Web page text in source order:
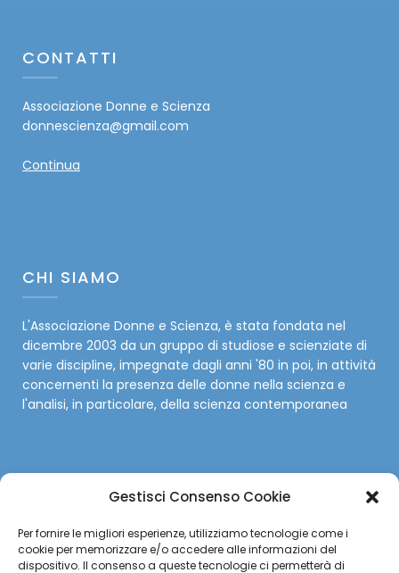
Gestisci Consenso Cookie
Per fornire le migliori esperienze, utilizziamo tecnologie come i
cookie per memorizzare e/o accedere alle informazioni del
dispositivo. Il consenso a queste tecnologie ci permetterà di
CONTATTI
Associazione Donne e Scienza
donnescienza@gmail.com
Continua
CHI SIAMO
L'Associazione Donne e Scienza, è stata fondata nel
dicembre 2003 da un gruppo di studiose e scienziate di
varie discipline, impegnate dagli anni '80 in poi, in attività
concernenti la presenza delle donne nella scienza e
l'analisi, in particolare, della scienza contemporanea
Facebook